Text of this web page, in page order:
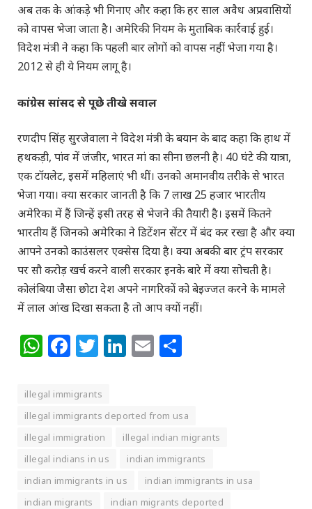
अब तक के आंकड़े भी गिनाए और कहा कि हर साल अवैध अप्रवासियों
को वापस भेजा जाता है। अमेरिकी नियम के मुताबिक कार्रवाई हुई।
विदेश मंत्री ने कहा कि पहली बार लोगों को वापस नहीं भेजा गया है।
2012 से ही ये नियम लागू है।
कांग्रेस सांसद से पूछे तीखे सवाल
रणदीप सिंह सुरजेवाला ने विदेश मंत्री के बयान के बाद कहा कि हाथ में
हथकड़ी, पांव में जंजीर, भारत मां का सीना छलनी है। 40 घंटे की यात्रा,
एक टॉयलेट, इसमें महिलाएं भी थीं। उनको अमानवीय तरीके से भारत
भेजा गया। क्या सरकार जानती है कि 7 लाख 25 हजार भारतीय
अमेरिका में हैं जिन्हें इसी तरह से भेजने की तैयारी है। इसमें कितने
भारतीय हैं जिनको अमेरिका ने डिटेंशन सेंटर में बंद कर रखा है और क्या
आपने उनको काउंसलर एक्सेस दिया है। क्या अबकी बार ट्रंप सरकार
पर सौ करोड़ खर्च करने वाली सरकार इनके बारे में क्या सोचती है।
कोलंबिया जैसा छोटा देश अपने नागरिकों को बेइज्जत करने के मामले
में लाल आंख दिखा सकता है तो आप क्यों नहीं।
WhatsApp
Facebook
Twitter
LinkedIn
Email
illegal immigrants
illegal immigrants deported from usa
illegal immigration
illegal indian migrants
illegal indians in us
indian immigrants
indian immigrants in us
indian immigrants in usa
indian migrants
indian migrants deported